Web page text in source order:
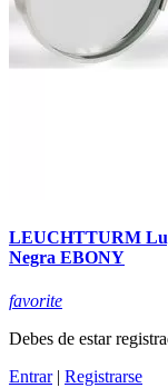
LEUCHTTURM
Negra EBONY
favorite
Debes de estar
Entrar| Registrarse